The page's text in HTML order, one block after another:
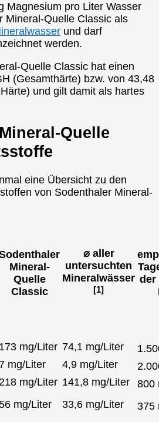
Magnesium pro Liter Wasser
Mineral-Quelle Classic als
und darf
werden.
Quelle Classic hat einen
(Gesamthärte) bzw. von 43,48
und gilt damit als hartes
Quelle
eine Übersicht zu den
von Sodenthaler Mineral-
Mineral-
Quelle
Classic
⌀ aller
untersuchten
Mineralwässer
[1]
der
173 mg/Liter 74,1 mg/Liter
7 mg/Liter 4,9 mg/Liter
218 mg/Liter 141,8 mg/Liter
800
mg/Liter 33,6 mg/Liter
375